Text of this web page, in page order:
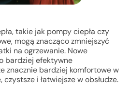
takie jak pompy ciepła czy
mogą znacząco zmniejszyć
na ogrzewanie. Nowe
bardziej efektywne
znacznie bardziej komfortowe w
i łatwiejszew obsłudze.